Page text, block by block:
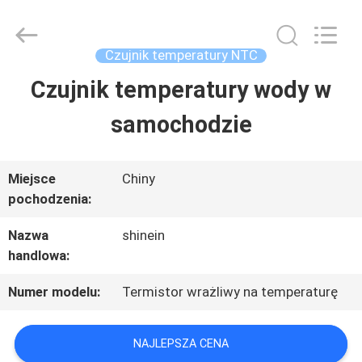
DOM
O
NAS
WYCIECZKA
PO
Electornics
Czujnik temperatury NTC
Czujnik temperatury wody w
samochodzie
Miejsce
pochodzenia:
Chiny
Nazwa
handlowa:
shinein
Numer modelu: Termistor wrażliwy na temperaturę
NAJLEPSZA CENA